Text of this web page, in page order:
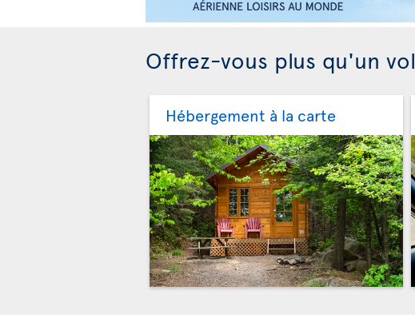
Offrez-vous plus qu'un vol
Hébergement à la carte